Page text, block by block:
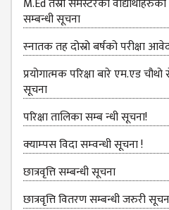
TRACER
STUDY
REPORT
JOURNAL &
BULLETIN
BROCHURE
PROSPECTUS
CURRICULUM &
SYLLABUS
सम्बन्धी सूचना
स्‍नातक तह दोस्रो बर्षको परीक्षा
प्रयोगात्मक परिक्षा बारे एम.एड चौथो
सूचना
परिक्षा तालिका सम्ब न्धी सूचना!
क्‍याम्‍पस विदा सम्‍वन्‍धी सूचना !
छात्रवृत्ति सम्बन्धी सूचना
छात्रवृत्ति वितरण सम्बन्धी जरुरी